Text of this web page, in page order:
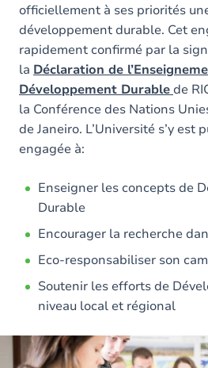
officiellement à ses priorités
développement durable. Cet
rapidement confirmé par la
la Déclaration de
Développement Durablede
la Conférence des Nations
de Janeiro. L’Université s’y est
engagée à:
Enseigner les concepts de
Durable
Encourager la recherche
Eco-responsabiliser son
Soutenir les efforts de
niveau local et régional